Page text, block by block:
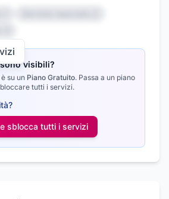
visibili?
su un Piano Gratuito. Passa a un piano
tutti i servizi.
sblocca tutti i servizi